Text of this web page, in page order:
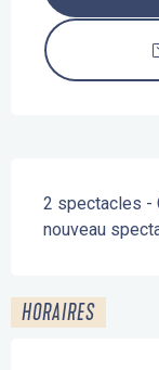
2 spectacles -
nouveau
HORAIRES